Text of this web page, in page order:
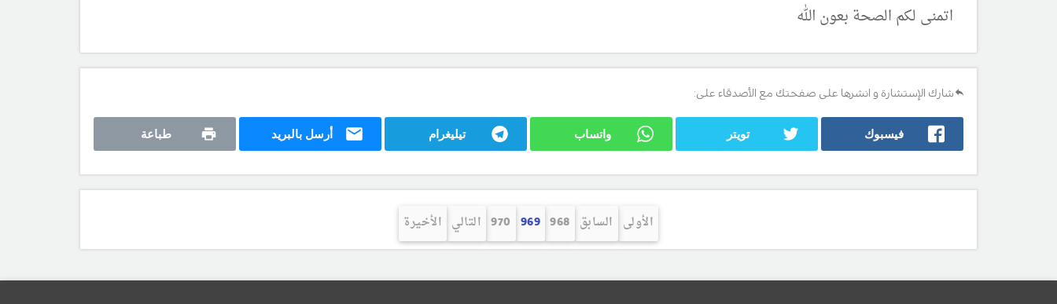
اتمنى لكم الصحة بعون الله
شارك الإستشارة و انشرها على صفحتك مع الأصدقاء على:
فيسبوك تويتر واتساب تيليغرام أرسل بالبريد طباعة
الأولى السابق 968
969
970 التالي الأخيرة